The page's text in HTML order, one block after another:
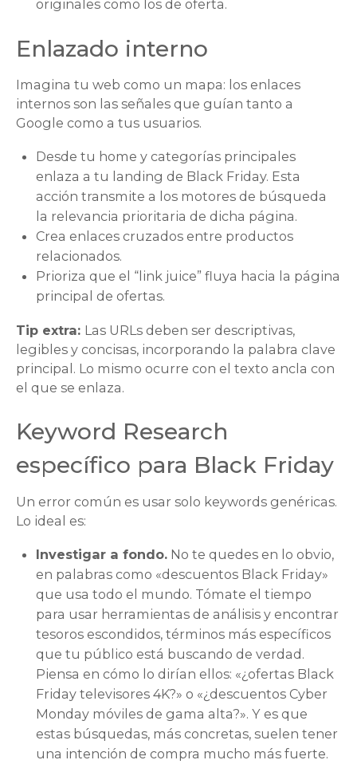
originales como los de oferta.
Enlazado interno
Imagina tu web como un mapa: los enlaces
internos son las señales que guían tanto a
Google como a tus usuarios.
Desde tu home y categorías principales
enlaza a tu landing de Black Friday. Esta
acción transmite a los motores de búsqueda
la relevancia prioritaria de dicha página.
Crea enlaces cruzados entre productos
relacionados.
Prioriza que el “link juice” fluya hacia la página
principal de ofertas.
Tip extra: Las URLs deben ser descriptivas,
legibles y concisas, incorporando la palabra clave
principal. Lo mismo ocurre con el texto ancla con
el que se enlaza.
Keyword Research
específico para Black Friday
Un error común es usar solo keywords genéricas.
Lo ideal es:
Investigar a fondo.No te quedes en lo obvio,
en palabras como «descuentos Black Friday»
que usa todo el mundo. Tómate el tiempo
para usar herramientas de análisis y encontrar
tesoros escondidos, términos más específicos
que tu público está buscando de verdad.
Piensa en cómo lo dirían ellos: «¿ofertas Black
Friday televisores 4K?» o «¿descuentos Cyber
Monday móviles de gama alta?». Y es que
estas búsquedas, más concretas, suelen tener
una intención de compra mucho más fuerte.